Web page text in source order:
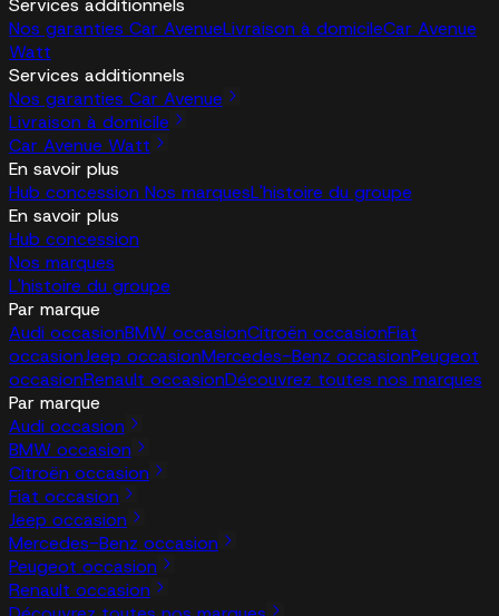
Services additionnels
Nos garanties Car AvenueLivraison à domicileCar Avenue
Watt
Services additionnels
Nos garanties Car Avenue
Livraison à domicile
Car Avenue Watt
En savoir plus
Hub concession Nos marquesL'histoire du groupe
En savoir plus
Hub concession
Nos marques
L'histoire du groupe
Par marque
Audi occasionBMW occasionCitroën occasionFiat
occasionJeep occasionMercedes-Benz occasionPeugeot
occasionRenault occasionDécouvrez toutes nos marques
Par marque
Audi occasion
BMW occasion
Citroën occasion
Fiat occasion
Jeep occasion
Mercedes-Benz occasion
Peugeot occasion
Renault occasion